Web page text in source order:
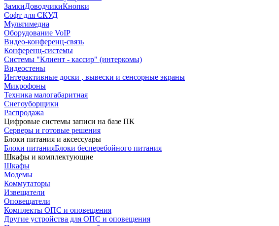
ЗамкиДоводчикиКнопки
Софт для СКУД
Мультимедиа
Оборудование VoIP
Видео-конференц-связь
Конференц-системы
Системы "Клиент - кассир" (интеркомы)
Видеостены
Интерактивные доски , вывески и сенсорные экраны
Микрофоны
Техника малогабаритная
Снегоуборщики
Распродажа
Цифровые системы записи на базе ПК
Серверы и готовые решения
Блоки питания и аксессуары
Блоки питанияБлоки бесперебойного питания
Шкафы и комплектующие
Шкафы
Модемы
Коммутаторы
Извещатели
Оповещатели
Комплекты ОПС и оповещения
Другие устройства для ОПС и оповещения